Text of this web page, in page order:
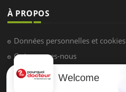
À PROPOS
Données personnelles et cookies
Qui sommes-nous
Conditions d'utilisation
Welcome